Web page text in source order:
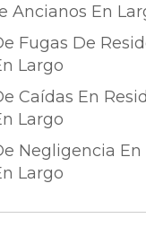
Ancianos En
Fugas De
Largo
Caídas En
Largo
Negligencia En
Largo